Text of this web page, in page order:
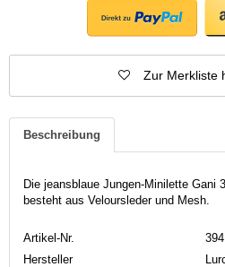
Zur Merkliste
Beschreibung
Die jeansblaue Jungen-Minilette Gani
besteht aus Veloursleder und Mesh.
Artikel-Nr.
Hersteller